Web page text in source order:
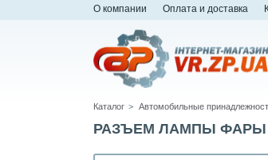
О компании Оплата и доставка
Каталог Автомобильные
РАЗЪЕМ ЛАМПЫ ФАРЫ